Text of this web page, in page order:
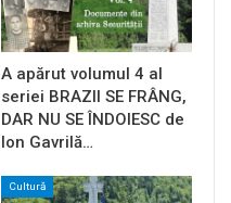
A apărut volumul 4 al
seriei BRAZII SE FRÂNG,
DAR NU SE ÎNDOIESC de
Ion Gavrilă…
Cultură